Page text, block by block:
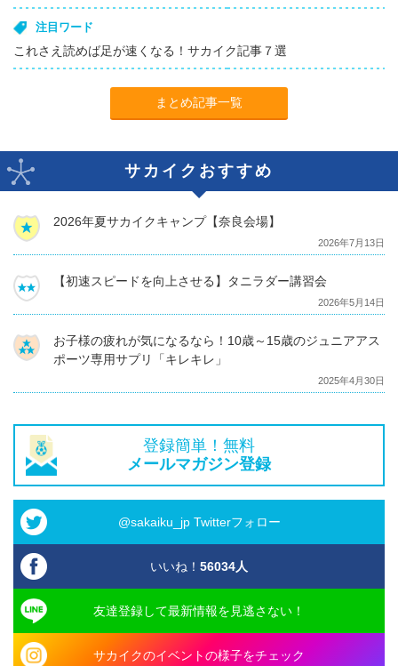
注目ワード
これさえ読めば足が速くなる！サカイク記事７選
まとめ記事一覧
サカイクおすすめ
2026年夏サカイクキャンプ【奈良会場】
2026年7月13日
【初速スピードを向上させる】タニラダー講習会
2026年5月14日
お子様の疲れが気になるなら！10歳～15歳のジュニアアス
ポーツ専用サプリ「キレキレ」
2025年4月30日
登録簡単！無料
メールマガジン登録
@sakaiku_jp Twitterフォロー
いいね！ 56034人
友達登録して最新情報を見逃さない！
サカイクのイベントの様子をチェック